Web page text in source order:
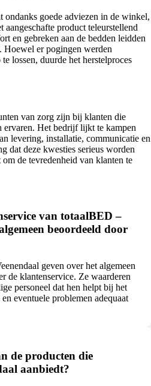
ondanks goede adviezen in de winkel,
product teleurstellend
en gebreken aan de bedden leidden
Hoewel er pogingen werden
lossen, duurde het herstelproces
van zorg zijn bij klanten die
ervaren. Het bedrijf lijkt te kampen
levering, installatie, communicatie en
dat deze kwesties serieus worden
de tevredenheid van klanten te
van totaalBED –
beoordeeld door
geven over het algemeen
de klantenservice. Ze waarderen
personeel dat hen helpt bij het
eventuele problemen adequaat
de producten die
aanbiedt?